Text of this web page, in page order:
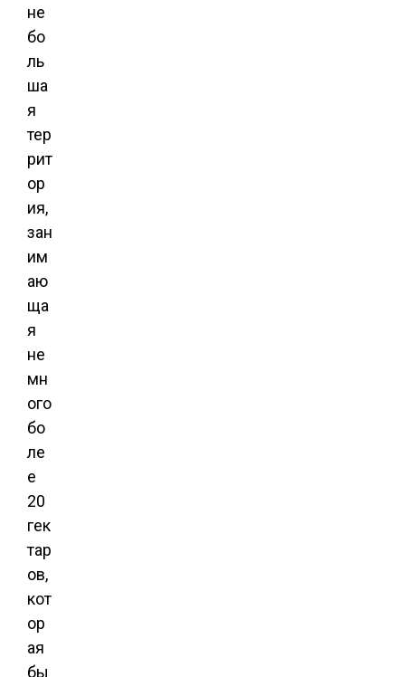
не
бо
ль
ша
я
тер
рит
ор
ия,
зан
им
аю
ща
я
не
мн
ого
бо
ле
е
20
гек
тар
ов,
кот
ор
ая
бы